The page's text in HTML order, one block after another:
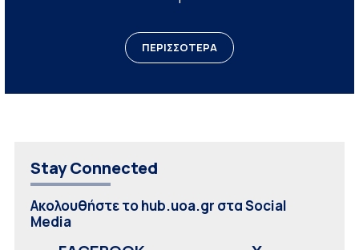
ΠΕΡΙΣΣΟΤΕΡΑ
Stay Connected
Ακολουθήστε το hub.uoa.gr στα Social
Media